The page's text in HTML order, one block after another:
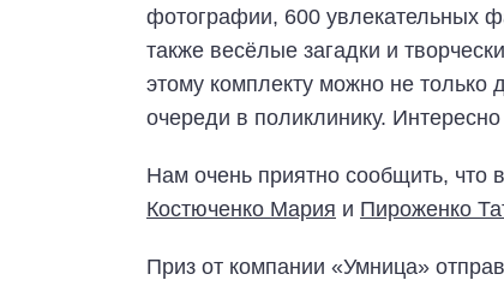
фотографии, 600 увлекательных
также весёлые загадки и
этому комплекту можно не только
очереди в поликлинику.
Нам очень приятно сообщить, что
Костюченко Мария и Пироженко
Приз от компании «Умница»